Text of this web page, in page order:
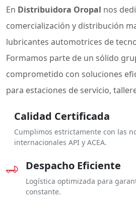
En Distribuidora Oropal nos
comercialización y distribución
lubricantes automotrices de
Formamos parte de un sólido
comprometido con soluciones
para estaciones de servicio,
Calidad Certificada
Cumplimos estrictamente con las
internacionales API y ACEA.
Despacho Eficiente
Logística optimizada para
constante.